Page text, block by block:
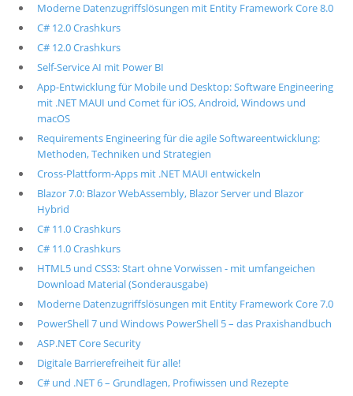
Moderne Datenzugriffslösungen mit Entity Framework Core 8.0
C# 12.0 Crashkurs
C# 12.0 Crashkurs
Self-Service AI mit Power BI
App-Entwicklung für Mobile und Desktop: Software Engineering
mit .NET MAUI und Comet für iOS, Android, Windows und
macOS
Requirements Engineering für die agile Softwareentwicklung:
Methoden, Techniken und Strategien
Cross-Plattform-Apps mit .NET MAUI entwickeln
Blazor 7.0: Blazor WebAssembly, Blazor Server und Blazor
Hybrid
C# 11.0 Crashkurs
C# 11.0 Crashkurs
HTML5 und CSS3: Start ohne Vorwissen - mit umfangeichen
Download Material (Sonderausgabe)
Moderne Datenzugriffslösungen mit Entity Framework Core 7.0
PowerShell 7 und Windows PowerShell 5 – das Praxishandbuch
ASP.NET Core Security
Digitale Barrierefreiheit für alle!
C# und .NET 6 – Grundlagen, Profiwissen und Rezepte